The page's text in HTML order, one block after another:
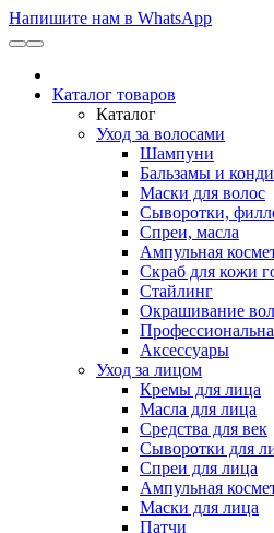
Напишите нам в WhatsApp
Каталог товаров
Каталог
Уход за волосами
Шампуни
Бальзамы и
Маски для волос
Сыворотки,
Спреи, масла
Ампульная
Скраб для кожи
Стайлинг
Окрашивание
Аксессуары
Уход за лицом
Кремы для лица
Масла для лица
Средства для век
Сыворотки для
Спреи для лица
Ампульная
Маски для лица
Патчи